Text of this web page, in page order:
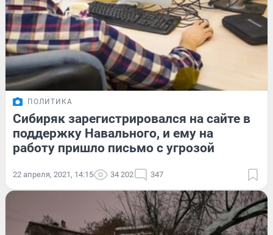
ПОЛИТИКА
Сибиряк зарегистрировался на сайте в
поддержку Навального, и ему на
работу пришло письмо с угрозой
22 апреля, 2021, 14:15 34 202 347